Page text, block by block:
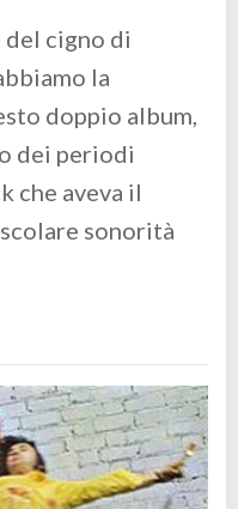
cigno di
la
doppio album,
dei periodi
che aveva il
sonorità